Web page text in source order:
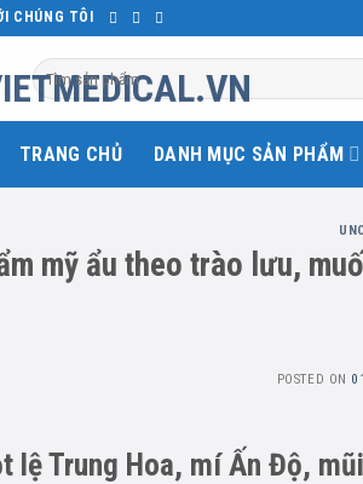
CHÚNG TÔI
Tìm
kiếm:
TRANG CHỦ DANH MỤC SẢN PHẨM
mỹ ẩu theo trào lưu,
POSTED ON
lệ Trung Hoa, mí Ấn Độ,